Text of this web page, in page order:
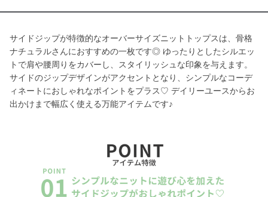
サイドジップが特徴的なオーバーサイズニットトップスは、骨格
ナチュラルさんにおすすめの一枚です◎ ゆったりとしたシルエッ
トで肩や腰周りをカバーし、スタイリッシュな印象を与えます。
サイドのジップデザインがアクセントとなり、シンプルなコーデ
ィネートにおしゃれなポイントをプラス♡ デイリーユースからお
出かけまで幅広く使える万能アイテムです♪